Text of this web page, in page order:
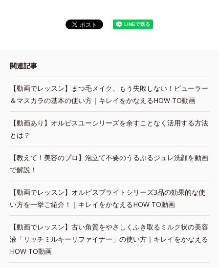
関連記事
【動画でレッスン】まつ毛メイク、もう失敗しない！ビューラー
＆マスカラの基本の使い方｜キレイをかなえるHOW TO動画
【動画あり】オルビスユーシリーズを余すことなく活用する方法
とは？
【教えて！美容のプロ】泡立て不要のうるぷるジュレ洗顔を動画
で解説！
【動画でレッスン】オルビスブライトシリーズ3品の効果的な使
い方を一挙ご紹介！｜キレイをかなえるHOW TO動画
【動画でレッスン】古い角質をやさしくふき取るミルク状の美容
液「リッチミルキーリファイナー」の使い方｜キレイをかなえる
HOW TO動画